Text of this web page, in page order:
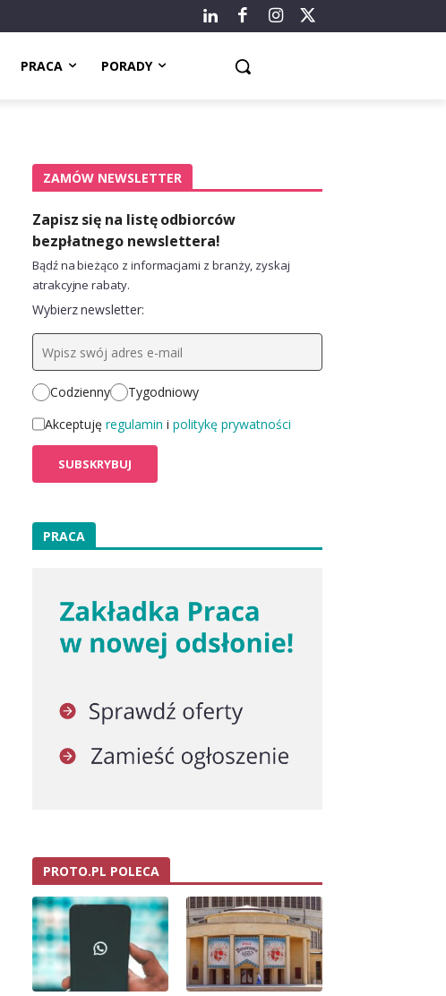
PRACA PORADY
ZAMÓW NEWSLETTER
Zapisz się na listę odbiorców
bezpłatnego newslettera!
Bądź na bieżąco z informacjami z branży, zyskaj
atrakcyjne rabaty.
Wybierz newsletter:
Codzienny
Tygodniowy
Akceptuję regulamin i politykę prywatności
PRACA
PROTO.PL POLECA